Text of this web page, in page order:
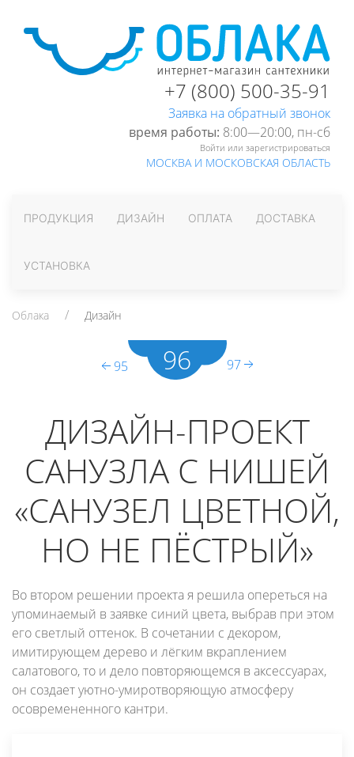
+7 (800) 500-35-91
Заявка на обратный звонок
время работы: 8:00—20:00, пн-cб
Войти или зарегистрироваться
МОСКВА И МОСКОВСКАЯ ОБЛАСТЬ
ПРОДУКЦИЯ ДИЗАЙН ОПЛАТА ДОСТАВКА
УСТАНОВКА
Облака Дизайн
95 96 97
ДИЗАЙН-ПРОЕКТ
САНУЗЛА С НИШЕЙ
«САНУЗЕЛ ЦВЕТНОЙ,
НО НЕ ПЁСТРЫЙ»
Во втором решении проекта я решила опереться на
упоминаемый в заявке синий цвета, выбрав при этом
его светлый оттенок. В сочетании с декором,
имитирующем дерево и лёгким вкраплением
салатового, то и дело повторяющемся в аксессуарах,
он создает уютно-умиротворяющую атмосферу
осовремененного кантри.